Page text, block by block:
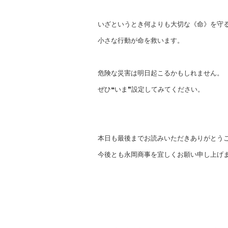
いざというとき何よりも大切な《命》を守
小さな行動が命を救います。
危険な災害は明日起こるかもしれません。
ぜひ❝いま❞設定してみてください。
本日も最後までお読みいただきありがとう
今後とも永岡商事を宜しくお願い申し上げま